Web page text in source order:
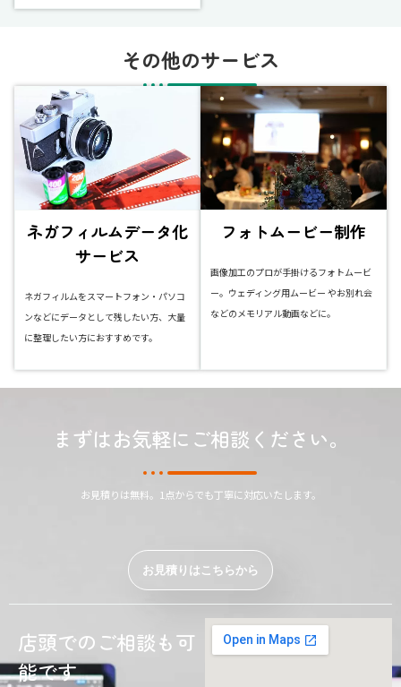
その他のサービス
ネガフィルムデータ化
サービス
ネガフィルムをスマートフォン・パソコ
ンなどにデータとして残したい方、大量
に整理したい方におすすめです。
フォトムービー制作
画像加工のプロが手掛けるフォトムービ
ー。ウェディング用ムービー やお別れ会
などのメモリアル動画などに。
まずはお気軽にご相談ください。
お見積りは無料。1点からでも丁寧に対応いたします。
お見積りはこちらから
店頭でのご相談も可
能です